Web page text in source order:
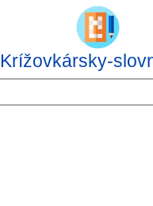
Krížovkársky-